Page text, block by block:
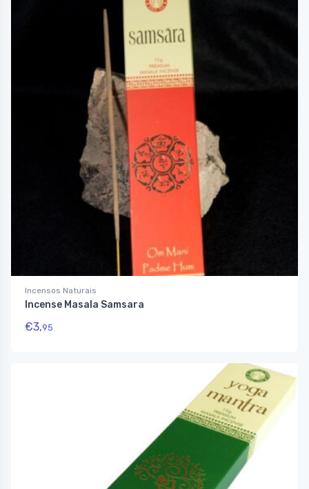
Incensos Naturais
Incense Masala Samsara
€3,95